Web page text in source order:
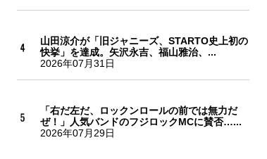
山田涼介が「旧ジャニーズ、STARTO史上初の
快挙」を達成。矢沢永吉、福山雅治、...
2026年07月31日
「右だ左だ、ロックンロールの前では無力だ
ぜ！」人気バンドのフジロックMCに賛否…...
2026年07月29日